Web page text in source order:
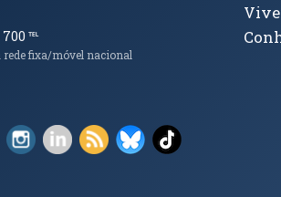
700 ℡
fixa/móvel nacional
em nova janela)
em nova janela)
(abre em nova janela)
Instagram (abre em nova janela)
LinkedIn (abre em nova janela)
RSS (abre em nova janela)
Bluesky (abre em
TikTok (abre